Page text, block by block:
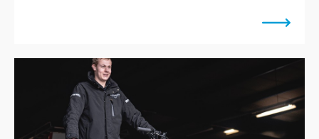
gezondheid, baanzekerheid en maatschappelijke
werkgeverschap!